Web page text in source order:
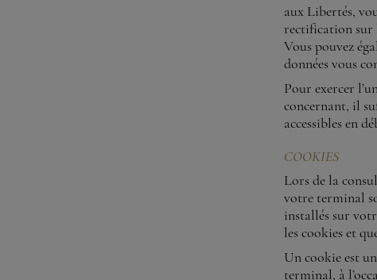
aux Libertés,
rectification sur
Vous pouvez
données vous
Pour exercer
concernant, il
accessibles en
COOKIES
Lors de la
votre terminal
installés sur
les cookies et
Un cookie est
terminal, à